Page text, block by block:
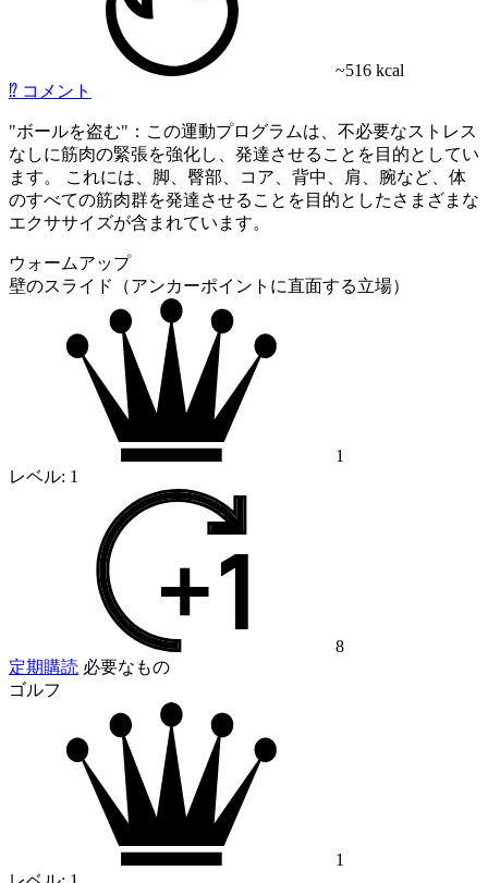
~516 kcal
⁉️ コメント
"ボールを盗む"：この運動プログラムは、不必要なストレス
なしに筋肉の緊張を強化し、発達させることを目的としてい
ます。 これには、脚、臀部、コア、背中、肩、腕など、体
のすべての筋肉群を発達させることを目的としたさまざまな
エクササイズが含まれています。
ウォームアップ
壁のスライド（アンカーポイントに直面する立場）
1
レベル: 1
8
定期購読 必要なもの
ゴルフ
1